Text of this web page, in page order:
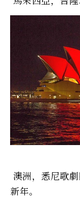
澳洲，悉尼歌
新年。